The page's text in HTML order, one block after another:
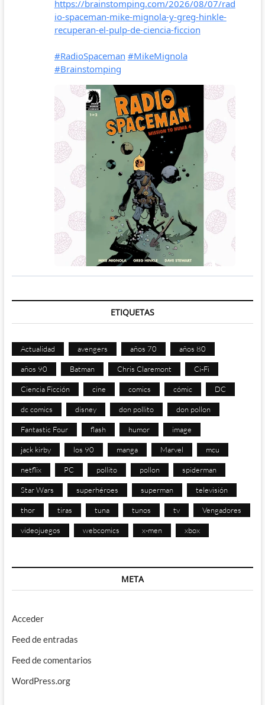
ETIQUETAS
Actualidad avengers años 70 años 80
años 90 Batman Chris Claremont Ci-Fi
Ciencia Ficción cine comics cómic DC
dc comics disney don pollito don pollon
Fantastic Four flash humor image
jack kirby los 90 manga Marvel mcu
netflix PC pollito pollon spiderman
Star Wars superhéroes superman televisión
thor tiras tuna tunos tv Vengadores
videojuegos webcomics x-men xbox
META
Acceder
Feed de entradas
Feed de comentarios
WordPress.org